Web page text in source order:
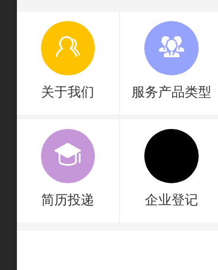
关于我们 服务产品类型
简历投递 企业登记